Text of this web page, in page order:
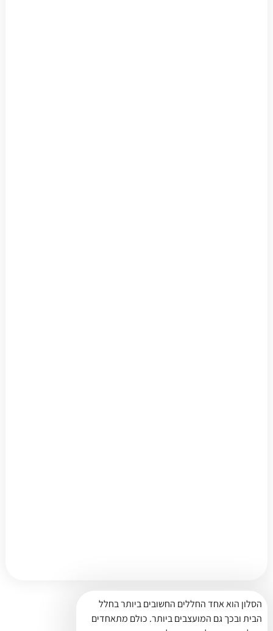
הסלון הוא אחד החללים החשובים ביותר בחלל
הבית ובכך גם המועצבים ביותר. כולם מתאחדים